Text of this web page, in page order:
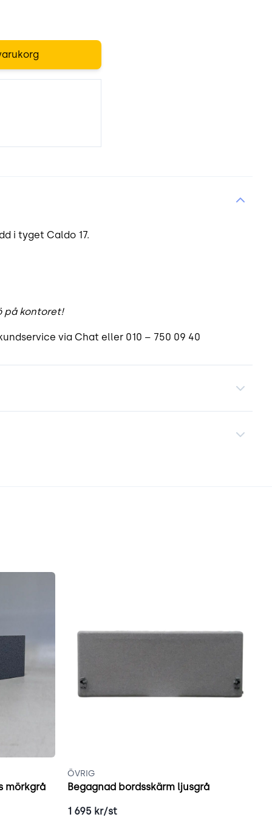
i tyget Caldo 17.
på kontoret!
via Chat eller 010 – 750 09 40
mörkgrå
ÖVRIG
Begagnad bordsskärm ljusgrå
1 695 kr/st